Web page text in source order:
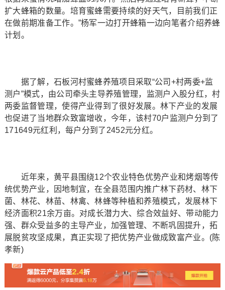
扩大蜂箱的数量。培育蜜蜂需要持续的好天气，目前我们正
在做前期准备工作。”杨军一边打开蜂箱一边向笔者介绍养蜂
计划。
据了解，石板河村蜜蜂养殖项目采取“公司+村两委+监
测户”模式，由公司牵头主导养殖管理，监测户入股分红，村
两委监督管理，使得产业得到了很好发展。林下产业的发展
也促进了当地群众致富增收，今年，该村70户监测户分到了
171649元红利，每户分到了2452元分红。
近年来，黄平县围绕12个农业特色优势产业和烤烟等传
统优势产业，因地制宜，在全县范围内推广林下药材、林下
菌、林花、林苗、林禽、林蜂等种植和养殖模式，发展林下
经济面积21余万亩。对成长潜力大、综合效益好、带动能力
强、群众受益多的主导产业，加强管理、不断巩固提升，拓
展脱贫攻坚成果，真正实现了把优势产业做成致富产业。(陈
孝新)